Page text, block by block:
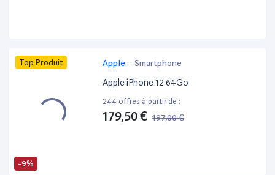
-9%
Top Produit Apple - Smartphone
Apple iPhone 12 64Go
244 offres à partir de :
179,50 € 197,00 €